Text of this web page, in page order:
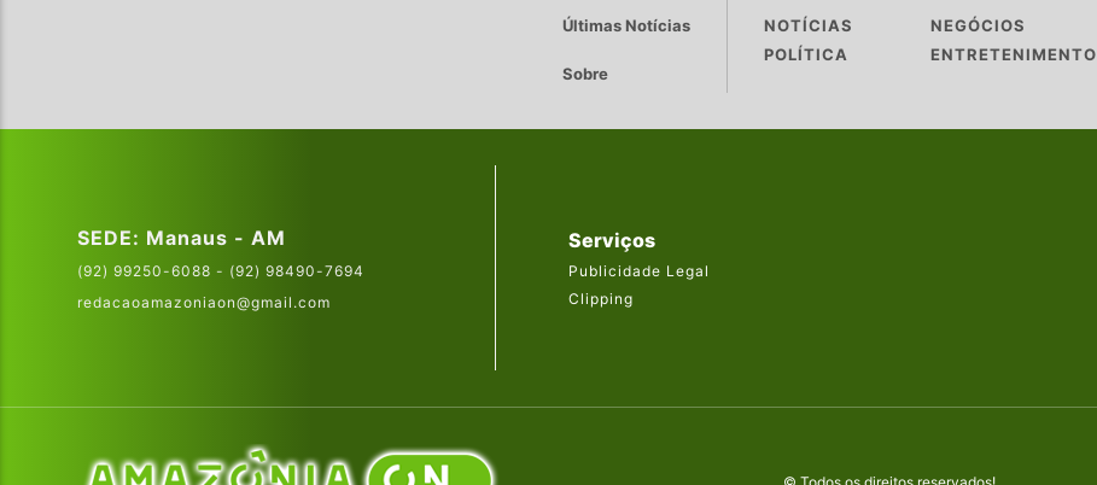
Últimas Notícias
Sobre
NOTÍCIAS
NEGÓCIOS
POLÍTICA
ENTRETENIMENTO
SEDE: Manaus - AM
(92) 99250-6088 - (92) 98490-7694
redacaoamazoniaon@gmail.com
Serviços
Publicidade Legal
Clipping